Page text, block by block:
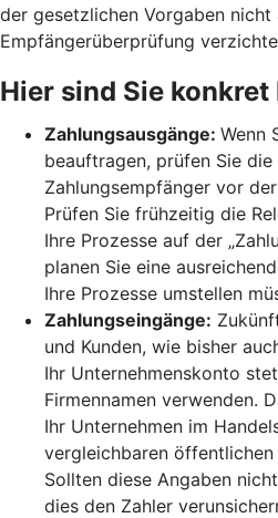
der gesetzlichen Vorgaben nicht
Empfängerüberprüfung
Hier sind Sie
Zahlungsausgänge: Wenn
beauftragen, prüfen Sie die
Zahlungsempfänger vor
Prüfen Sie frühzeitig die
Ihre Prozesse auf der
planen Sie eine
Ihre Prozesse umstellen
Zahlungseingänge:
und Kunden, wie bisher
Ihr Unternehmenskonto
Firmennamen verwenden.
Ihr Unternehmen im
vergleichbaren
Sollten diese Angaben
dies den Zahler